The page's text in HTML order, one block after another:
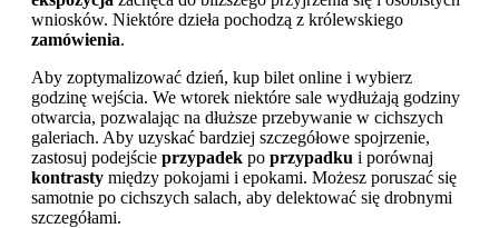
wniosków. Niektóre dzieła pochodzą z królewskiego
zamówienia.
Aby zoptymalizować dzień, kup bilet online i wybierz
godzinę wejścia. We wtorek niektóre sale wydłużają godziny
otwarcia, pozwalając na dłuższe przebywanie w cichszych
galeriach. Aby uzyskać bardziej szczegółowe spojrzenie,
zastosuj podejście przypadek po przypadku i porównaj
kontrasty między pokojami i epokami. Możesz poruszać się
samotnie po cichszych salach, aby delektować się drobnymi
szczegółami.